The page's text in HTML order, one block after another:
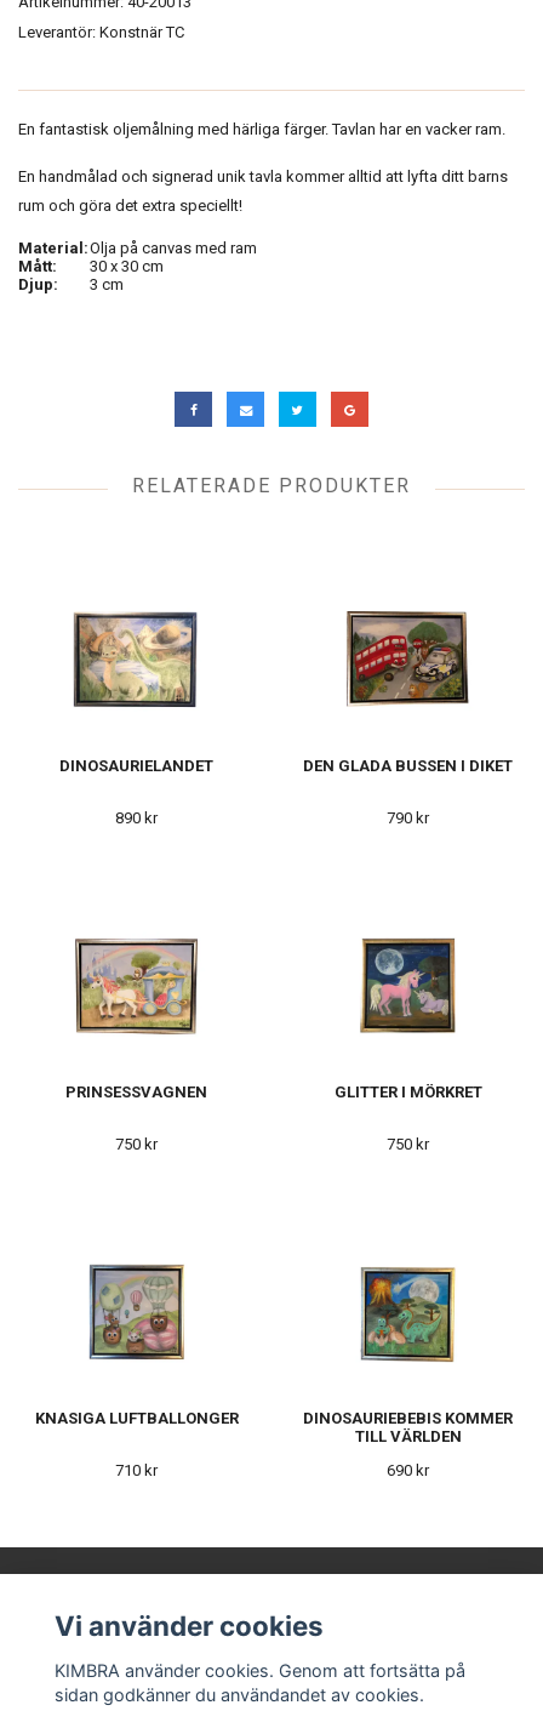
Leverantör: Konstnär TC
En fantastisk oljemålning med härliga färger. Tavlan har en vacker ram.
En handmålad och signerad unik tavla kommer alltid att lyfta ditt barns
rum och göra det extra speciellt!
Material:Olja på canvas med ram
Mått:
30 x 30 cm
Djup:
3 cm
RELATERADE PRODUKTER
DINOSAURIELANDET
890 kr
DEN GLADA BUSSEN I DIKET
790 kr
PRINSESSVAGNEN
750 kr
GLITTER I MÖRKRET
750 kr
KNASIGA LUFTBALLONGER
710 kr
DINOSAURIEBEBIS KOMMER
TILL VÄRLDEN
690 kr
KIMBRA AB
Våra leverantörer
Vi använder cookies
KIMBRA använder cookies. Genom att fortsätta på
sidan godkänner du användandet av cookies.